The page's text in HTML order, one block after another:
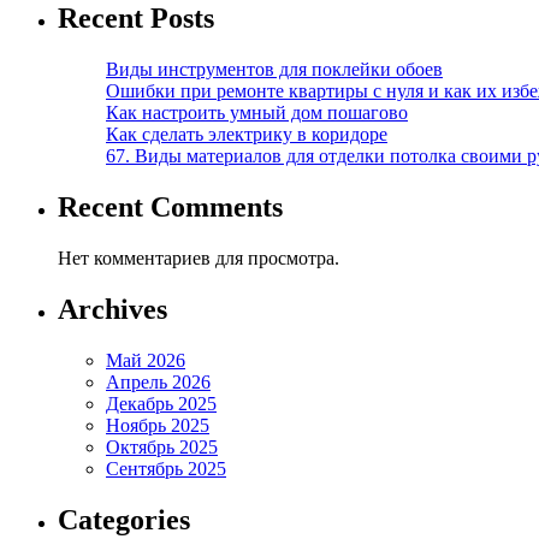
Recent Posts
Виды инструментов для поклейки обоев
Ошибки при ремонте квартиры с нуля и как их
Как настроить умный дом пошагово
Как сделать электрику в коридоре
67. Виды материалов для отделки потолка своими
Recent Comments
Нет комментариев для просмотра.
Archives
Май 2026
Апрель 2026
Декабрь 2025
Ноябрь 2025
Октябрь 2025
Сентябрь 2025
Categories